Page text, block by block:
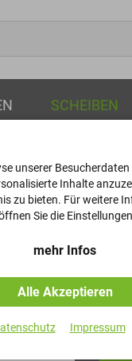
SCHEIBEN
DIN
Artikel-Nr.
unserer
Inhalte
zu bieten. Für weitere
Sie die
mehr Infos
Alle Akzeptieren
Impressum